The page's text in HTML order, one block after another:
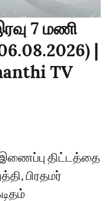
7 மணி
|
TV
இணைப்பு திட்டத்தை
பிரதமர்